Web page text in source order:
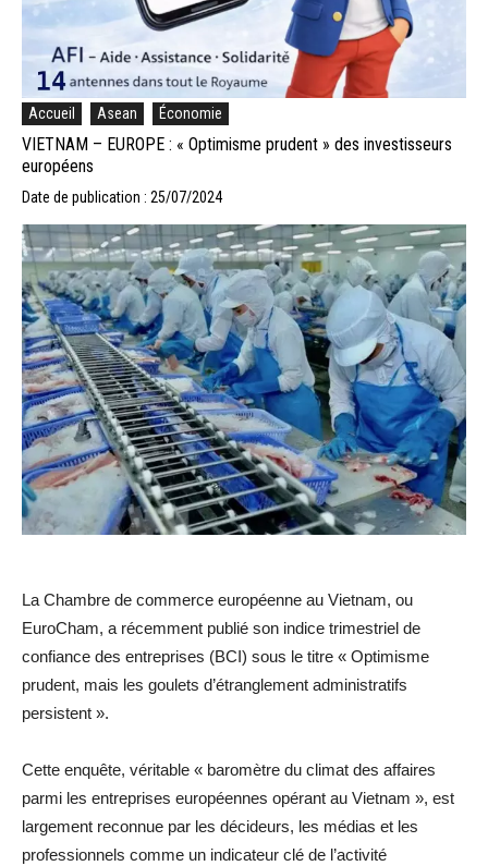
Accueil Asean Économie
VIETNAM – EUROPE : « Optimisme prudent » des investisseurs
européens
Date de publication : 25/07/2024
La Chambre de commerce européenne au Vietnam, ou
EuroCham, a récemment publié son indice trimestriel de
confiance des entreprises (BCI) sous le titre « Optimisme
prudent, mais les goulets d’étranglement administratifs
persistent ».
Cette enquête, véritable « baromètre du climat des affaires
parmi les entreprises européennes opérant au Vietnam », est
largement reconnue par les décideurs, les médias et les
professionnels comme un indicateur clé de l’activité